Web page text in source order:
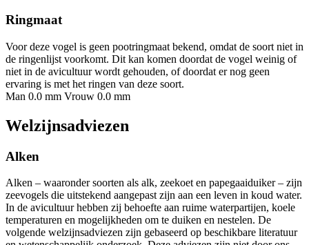
Ringmaat
Voor deze vogel is geen pootringmaat bekend, omdat de soort niet in
de ringenlijst voorkomt. Dit kan komen doordat de vogel weinig of
niet in de avicultuur wordt gehouden, of doordat er nog geen
ervaring is met het ringen van deze soort.
Man 0.0 mm Vrouw 0.0 mm
Welzijnsadviezen
Alken
Alken – waaronder soorten als alk, zeekoet en papegaaiduiker – zijn
zeevogels die uitstekend aangepast zijn aan een leven in koud water.
In de avicultuur hebben zij behoefte aan ruime waterpartijen, koele
temperaturen en mogelijkheden om te duiken en nestelen. De
volgende welzijnsadviezen zijn gebaseerd op beschikbare literatuur